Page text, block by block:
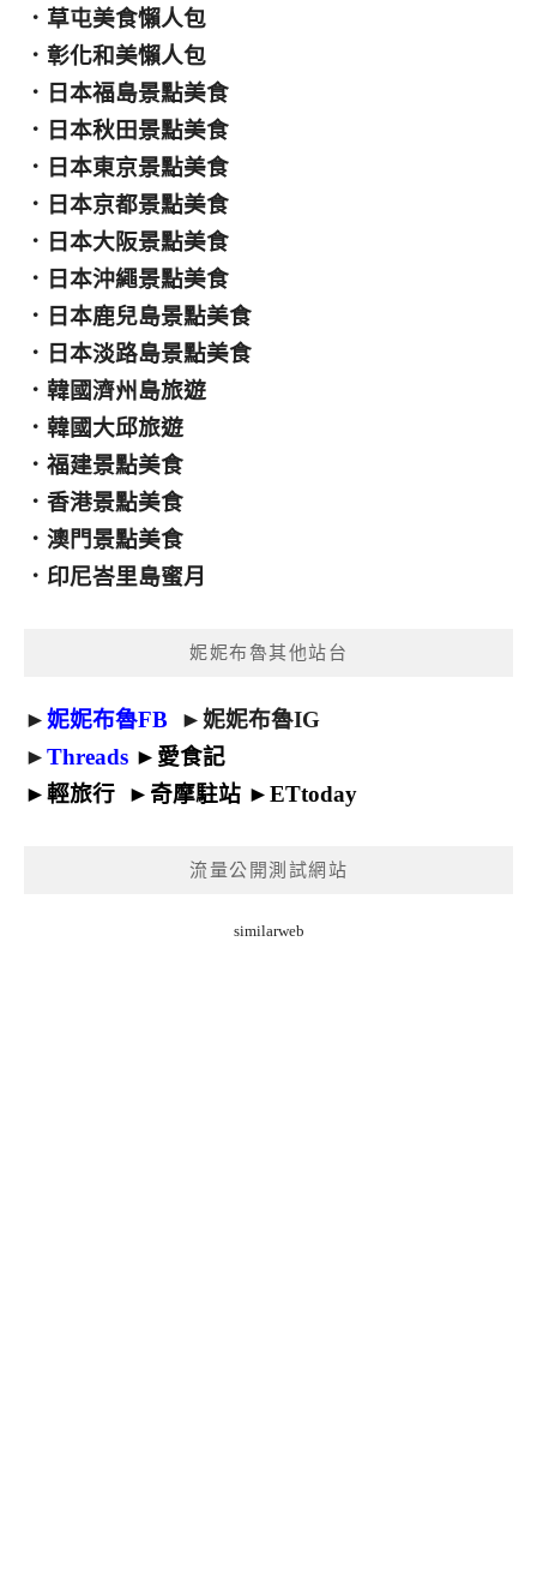
． 草屯美食懶人包
． 彰化和美懶人包
． 日本福島景點美食
． 日本秋田景點美食
． 日本東京景點美食
． 日本京都景點美食
． 日本大阪景點美食
． 日本沖繩景點美食
． 日本鹿兒島景點美食
． 日本淡路島景點美食
． 韓國濟州島旅遊
． 韓國大邱旅遊
． 福建景點美食
． 香港景點美食
． 澳門景點美食
． 印尼峇里島蜜月
妮妮布魯其他站台
►妮妮布魯FB ►妮妮布魯IG
►Threads ► 愛食記
►輕旅行 ► 奇摩駐站 ►ETtoday
流量公開測試網站
similarweb